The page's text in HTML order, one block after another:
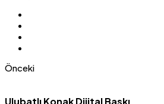
Önceki
Ulubatlı Konak Dijital Baskı